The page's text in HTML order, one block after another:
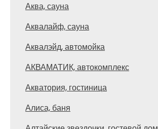
Аква, сауна
Аквалайф, сауна
Аквалэйд, автомойка
АКВАМАТИК, автокомплекс
Акватория, гостиница
Алиса, баня